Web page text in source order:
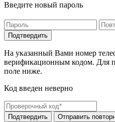
Введите новый пароль
На указанный Вами номер
верификационным кодом. Для
поле ниже.
Код введен неверно